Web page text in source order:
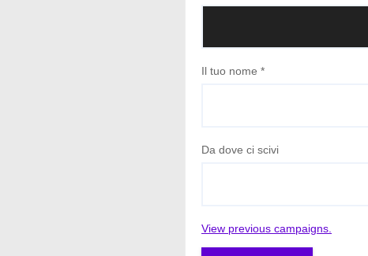
Il tuo nome *
Da dove ci scivi
View previous campaigns.